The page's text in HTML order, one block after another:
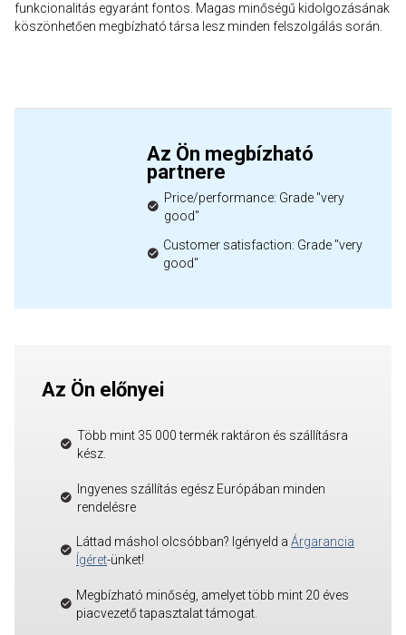
funkcionalitás egyaránt fontos. Magas minőségű kidolgozásának
köszönhetően megbízható társa lesz minden felszolgálás során.
Az Ön megbízható
partnere
Price/performance: Grade "very
good"
Customer satisfaction: Grade "very
good"
Az Ön előnyei
Több mint 35 000 termék raktáron és szállításra
kész.
Ingyenes szállítás egész Európában minden
rendelésre
Láttad máshol olcsóbban? Igényeld a Árgarancia
Ígéret-ünket!
Megbízható minőség, amelyet több mint 20 éves
piacvezető tapasztalat támogat.